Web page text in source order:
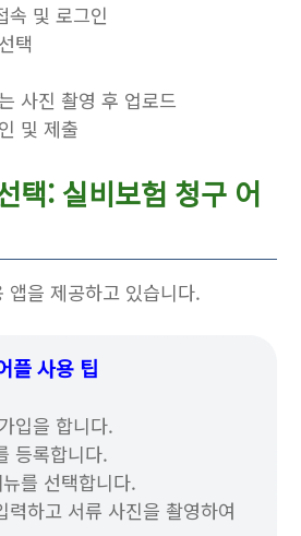
속 및 로그인
택
사진 촬영 후 업로드
및 제출
택: 실비보험 청구 어
앱을 제공하고 있습니다.
플 사용 팁
입을 합니다.
등록합니다.
를 선택합니다.
하고 서류 사진을 촬영하여